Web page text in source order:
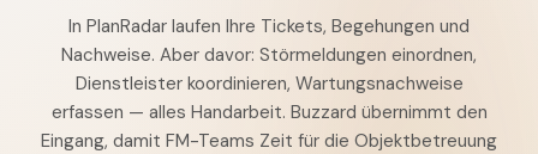
PlanRadar
im
Facility
Management
In PlanRadar laufen Ihre Tickets, Begehungen und
Nachweise. Aber davor: Störmeldungen einordnen,
Dienstleister koordinieren, Wartungsnachweise
erfassen — alles Handarbeit. Buzzard übernimmt den
Eingang, damit FM-Teams Zeit für die Objektbetreuung